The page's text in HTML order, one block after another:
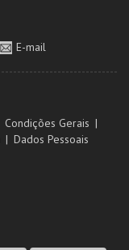
E-mail
Condições Gerais
Dados Pessoais